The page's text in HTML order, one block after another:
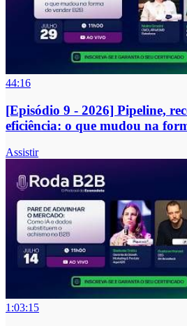
44:16
[Episódio 9 - 2026] Pipeline,
eficiência: o que mudou na
Assistir
1:03:15